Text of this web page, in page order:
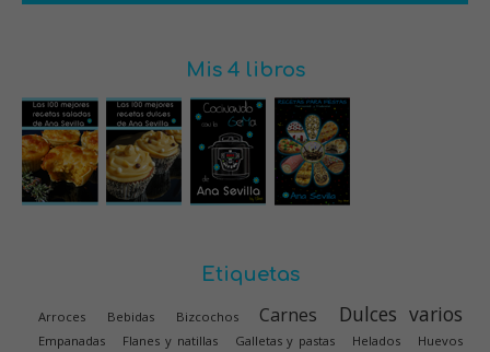
Mis 4 libros
Etiquetas
Arroces Bebidas Bizcochos Carnes Dulces varios
Empanadas Flanes y natillas Galletas y pastas Helados Huevos